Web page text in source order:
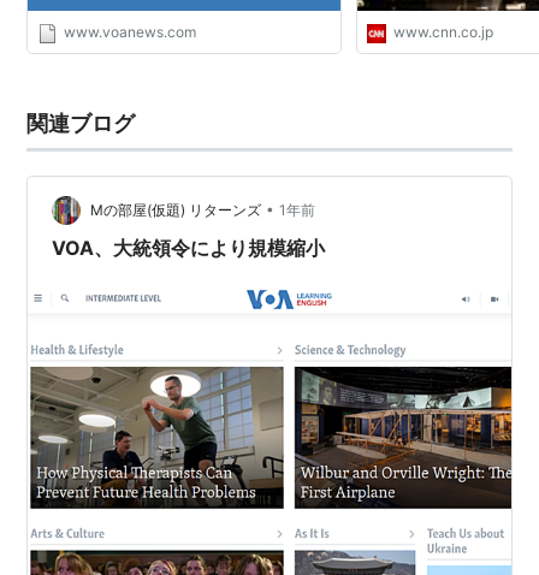
www.voanews.com www.cnn.co.jp
関連ブログ
Mの部屋(仮題) リターンズ • 1年前
VOA、大統領令により規模縮小